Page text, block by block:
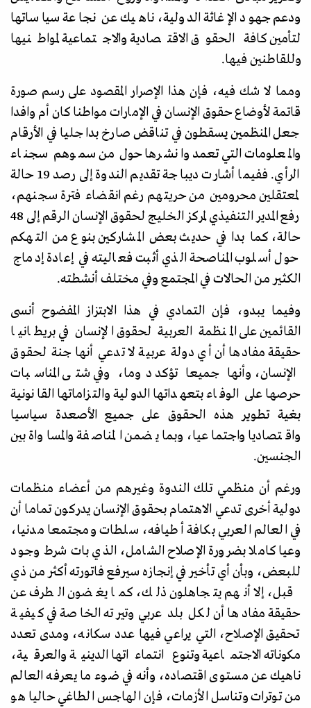
ودعم جهود الإغاثة الدولية، ناهيك عن نجاعة سياساتها
لتأمين كافة الحقوق الاقتصادية والاجتماعية لمواطنيها
وللقاطنين فيها.
ومما لا شك فيه، فإن هذا الإصرار المقصود على رسم صورة
قاتمة لأوضاع حقوق الإنسان في الإمارات مواطنا كان أم وافدا
جعل المنظمين يسقطون في تناقض صارخ بدا جليا في الأرقام
والمعلومات التي تعمدوا نشرها حول من سموهم سجناء
الرأي. ففيما أشارت ديباجة تقديم الندوة إلى رصد 19 حالة
لمعتقلين محرومين من حريتهم رغم انقضاء فترة سجنهم،
رفع المدير التنفيذي لمركز الخليج لحقوق الإنسان الرقم إلى 48
حالة، كما بدا في حديث بعض المشاركين بنوع من التهكم
حول أسلوب المناصحة الذي أثبت فعاليته في إعادة إدماج
الكثير من الحالات في المجتمع وفي مختلف أنشطته.
وفيما يبدو، فإن التمادي في هذا الابتزاز المفضوح أنسى
القائمين على المنظمة العربية لحقوق الإنسان في بريطانيا
حقيقة مفادها أن أي دولة عربية لا تدعي أنها جنة لحقوق
الإنسان، وأنها جميعا تؤكد دوما، وفي شتى المناسبات
حرصها على الوفاء بتعهداتها الدولية والتزاماتها القانونية
بغية تطوير هذه الحقوق على جميع الأصعدة سياسيا
واقتصاديا واجتماعيا، وبما يضمن المناصفة والمساواة بين
الجنسين.
ورغم أن منظمي تلك الندوة وغيرهم من أعضاء منظمات
دولية أخرى تدعي الاهتمام بحقوق الإنسان يدركون تماما أن
في العالم العربي بكافة أطيافه، سلطات ومجتمعا مدنيا،
وعيا كاملا بضرورة الإصلاح الشامل، الذي بات شرط وجود
للبعض، وبأن أي تأخير في إنجازه سيرفع فاتورته أكثر من ذي
قبل، إلا أنهم يتجاهلون ذلك، كما يغضون الطرف عن
حقيقة مفادها أن لكل بلد عربي وتيرته الخاصة في كيفية
تحقيق الإصلاح، التي يراعي فيها عدد سكانه، ومدى تعدد
مكوناته الاجتماعية وتنوع انتماءاتها الدينية والعرقية،
ناهيك عن مستوى اقتصاده، وأنه في ضوء ما يعرفه العالم
من توترات وتناسل الأزمات، فإن الهاجس الطاغي حاليا هو